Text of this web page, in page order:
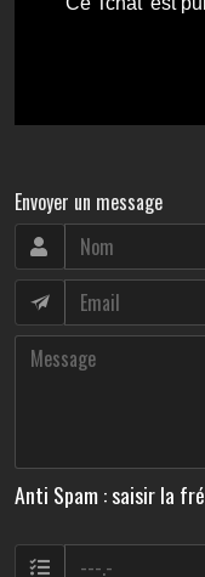
Envoyer un message
Anti Spam : saisir la